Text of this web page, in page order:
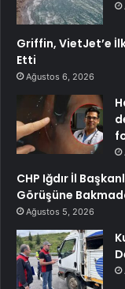
Griffin, VietJet’e
Etti
Ağustos 6, 2026
CHP Iğdır İl
Görüşüne
Ağustos 5, 2026